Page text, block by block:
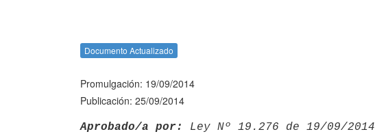
Documento Actualizado
Promulgación: 19/09/2014
Publicación: 25/09/2014
Aprobado/a por: Ley Nº 19.276 de 19/09/